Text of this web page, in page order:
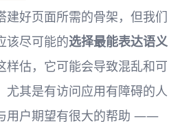
建好页面所需的骨架，但我们
该尽可能的选择最能表达语义
样估，它可能会导致混乱和可
尤其是有访问应用有障碍的人
用户期望有很大的帮助 ——